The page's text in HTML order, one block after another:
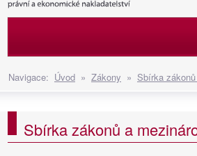
Navigace: Úvod » Zákony » Sbírka
Sbírka zákonů a